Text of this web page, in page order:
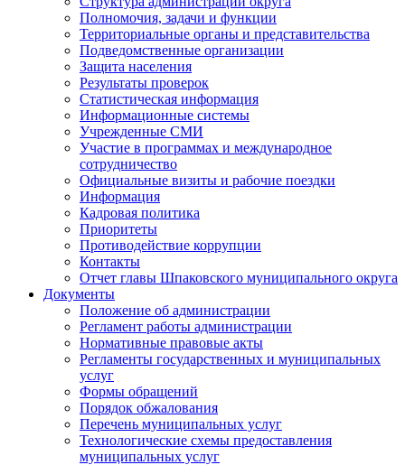
Полномочия, задачи и функции
Территориальные органы и представительства
Подведомственные организации
Защита населения
Результаты проверок
Статистическая информация
Информационные системы
Учрежденные СМИ
Участие в программах и международное
сотрудничество
Официальные визиты и рабочие поездки
Информация
Кадровая политика
Приоритеты
Противодействие коррупции
Контакты
Отчет главы Шпаковского муниципального округа
Документы
Положение об администрации
Регламент работы администрации
Нормативные правовые акты
Регламенты государственных и муниципальных
услуг
Формы обращений
Порядок обжалования
Перечень муниципальных услуг
Технологические схемы предоставления
муниципальных услуг